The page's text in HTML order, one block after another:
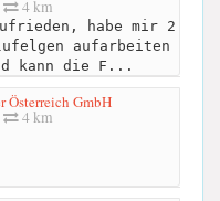
4 km
habe mir 2
aufarbeiten
kann die F...
Österreich GmbH
4 km